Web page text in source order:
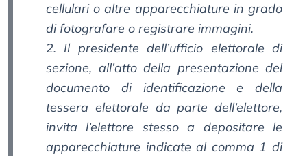
cellulari o altre apparecchiature in grado
di fotografare o registrare immagini.
2. Il presidente dell’ufficio elettorale di
sezione, all’atto della presentazione del
documento di identificazione e della
tessera elettorale da parte dell’elettore,
invita l’elettore stesso a depositare le
apparecchiature indicate al comma 1 di